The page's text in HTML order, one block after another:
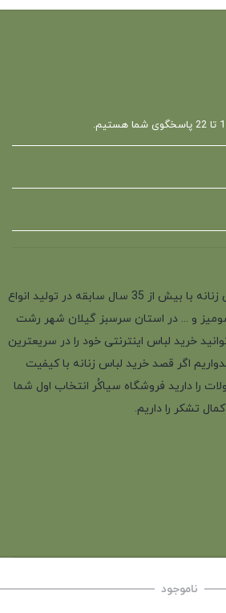
ناموجود
فروشگاه سیاکُر فروش لباس زنانه با بیش از 35 سال سابقه در تولید انواع
و ... در استان سرسبز گیلان شهر رشت
خرید لباس اینترنتی خود را در سریعترین
اگر قصد خرید لباس زنانه با کیفیت
را دارید فروشگاه سیاکُر انتخاب اول شما
تشکر را داریم.